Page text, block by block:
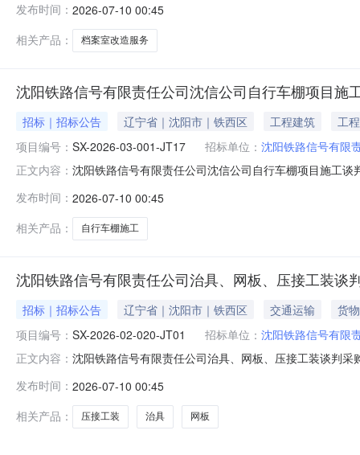
企业全额自筹资金，采购方式为谈判采购，现邀请合格
2.2谈判采购编号：S
发布时间： 2026-07-10 00:45
相关产品：
档案室改造服务
沈阳铁路信号有限责任公司沈信公司自行车棚项目施
招标｜招标公告 辽宁省｜沈阳市｜铁西区 工程建筑
工程
项目编号： SX-2026-03-001-JT17 招标单位： 沈阳铁路信号有限
正文内容： 沈阳铁路信号有限责任公司沈信公司自行车棚项目施工
信号有限责任公司批准，采购资金为企业全额自筹资金
责任公司自行车棚项目
发布时间： 2026-07-10 00:45
相关产品：
自行车棚施工
沈阳铁路信号有限责任公司治具、网板、压接工装谈
招标｜招标公告 辽宁省｜沈阳市｜铁西区 交通运输
货物
项目编号： SX-2026-02-020-JT01 招标单位： 沈阳铁路信号有限
正文内容： 沈阳铁路信号有限责任公司治具、网板、压接工装谈判
装谈判采购1.2采购人：沈阳铁路信号有限责任公司1.3
目概况：本项
发布时间： 2026-07-10 00:45
相关产品：
压接工装 治具 网板